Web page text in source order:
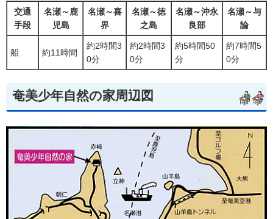
交通
手段
名瀬～鹿
児島
名瀬～喜
界
名瀬～徳
之島
名瀬～沖永
良部
名瀬～与
論
船 約11時間
約2時間3
0分
約2時間3
0分
約5時間50
分
約7時間5
0分
奄美少年自然の家周辺図